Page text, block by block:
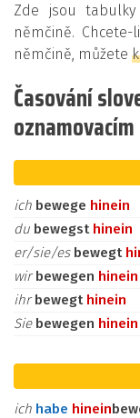
Zde jsou
němčině.
němčině, můžete
Časování
ich bewege hinein
du bewegst hinein
er/sie/es bewegt
wirbewegen hinein
ihrbewegt hinein
Sie bewegen hinein
ich habe hinein